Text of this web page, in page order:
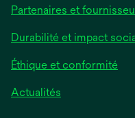
Partenaires et
Durabilité et impact
Éthique et conformité
Actualités